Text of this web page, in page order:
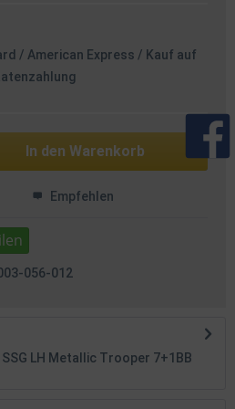
/ American Express / Kauf auf
In den Warenkorb
Empfehlen
056-012
LH Metallic Trooper 7+1BB